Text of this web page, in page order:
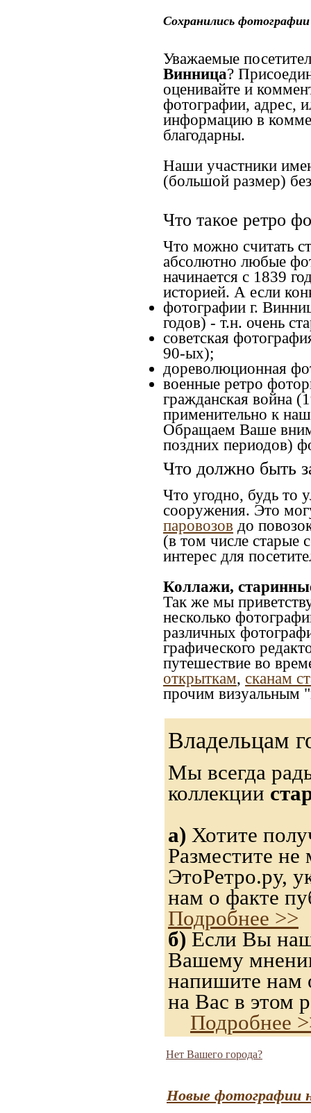
Сохранились
Уважаемые
Винница?
оценивайте и
фотографии, адрес,
информацию в
благодарны.
Наши участники
(большой размер)
Что такое ретро
Что можно считать
абсолютно любые
начинается с 1839
историей. А если
фотографии г.
годов) - т.н. очень
советская
90-ых);
дореволюционная
военные ретро
гражданская война
применительно к
Обращаем Ваше
поздних периодов)
Что должно быть
Что угодно, будь то
сооружения. Это
паровозов до
(в том числе старые
интерес для
Коллажи,
Так же мы
несколько
различных
графического
путешествие во
открыткам, сканам
прочим визуальным
Владельцам
Мы всегда
коллекции
а) Хотите
Разместите
ЭтоРетро.ру,
нам о факте
Подробнее >>
б) Если Вы
Вашему
напишите нам
на Вас в этом
Подробнее
Нет Вашего города?
Новые фотографии